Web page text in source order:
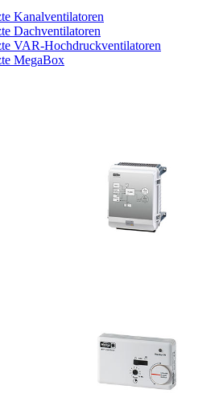
Kanalventilatoren
Dachventilatoren
VAR-Hochdruckventilatoren
MegaBox